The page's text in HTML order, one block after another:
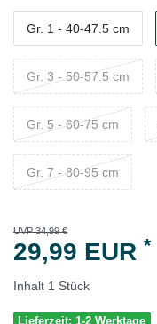
Gr. 1 - 40-47.5 cm
Gr. 3 - 50-57.5 cm
Gr. 5 - 60-75 cm
Gr. 7 - 80-95 cm
UVP 34,99 €
29,99 EUR *
Inhalt 1 Stück
Lieferzeit: 1-2 Werktage